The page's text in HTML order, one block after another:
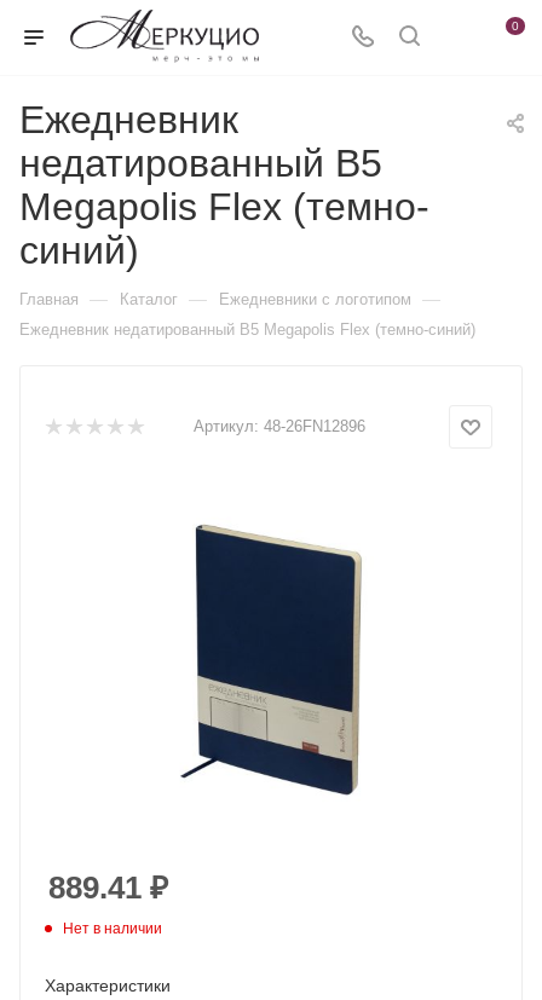
0
Ежедневник
недатированный B5
Megapolis Flex (темно-
синий)
Главная — Каталог — Ежедневники c логотипом —
Ежедневник недатированный B5 Megapolis Flex (темно-синий)
Артикул: 48-26FN12896
889.41 ₽
Нет в наличии
Характеристики